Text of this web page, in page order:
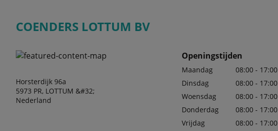
COENDERS LOTTUM BV
Horsterdijk 96a
5973 PR, LOTTUM &#32;
Nederland
Openingstijden
Maandag
08:00 - 17:00
Dinsdag
08:00 - 17:00
Woensdag
08:00 - 17:00
Donderdag
08:00 - 17:00
Vrijdag
08:00 - 17:00